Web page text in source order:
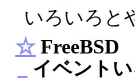
いろいろと
☆FreeBSD
イベント